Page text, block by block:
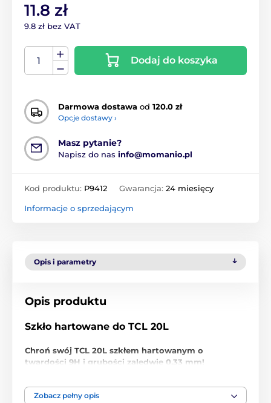
11.8 zł
9.8 zł bez VAT
Dodaj do koszyka
Darmowa dostawa od 120.0 zł
Opcje dostawy ›
Masz pytanie?
Napisz do nas info@momanio.pl
Kod produktu: P9412 Gwarancja: 24 miesięcy
Informacje o sprzedającym
Opis i parametry
Opis produktu
Szkło hartowane do TCL 20L
Chroń swój TCL 20L szkłem hartowanym o
twardości 9H i grubości zaledwie 0,33 mm!
hartowane do TCL 20L
Zobacz pełny opis